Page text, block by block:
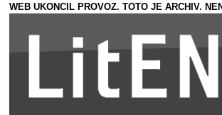
WEB UKONCIL PROVOZ. TOTO JE ARCHIV.